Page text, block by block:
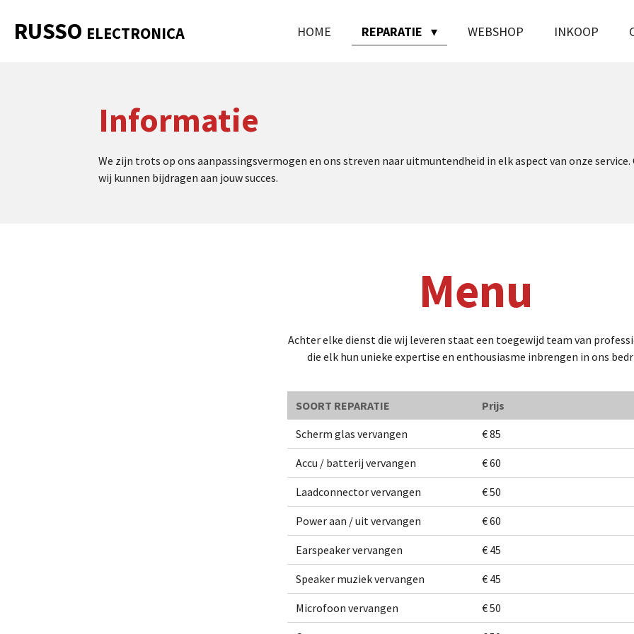
direct
RUSSO ELECTRONICA HOME REPARATIE WEBSHOP INKOOP
Informatie
We zijn trots op ons aanpassingsvermogen en ons streven naar uitmuntendheid in elk aspect van onze
wij kunnen bijdragen aan jouw succes.
Menu
Achter elke dienst die wij leveren staat een toegewijd team van
die elk hun unieke expertise en enthousiasme inbrengen in ons
SOORT REPARATIE
Prijs
Scherm glas vervangen
€ 85
Accu / batterij vervangen € 60
Laadconnector vervangen € 50
Power aan / uit vervangen € 60
Earspeaker vervangen € 45
Speaker muziek vervangen € 45
Microfoon vervangen € 50